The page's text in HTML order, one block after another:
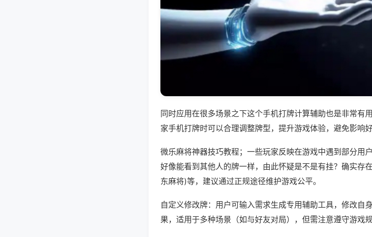
同时应用在很多场景之下这个手机打牌计算辅助也是非常有
家手机打牌时可以合理调整牌型，提升游戏体验，避免影响
微乐麻将神器技巧教程；一些玩家反映在游戏中遇到部分用
好像能看到其他人的牌一样，由此怀疑是不是有挂？确实存
东麻将)等，建议通过正规途径维护游戏公平。
自定义修改牌：用户可输入需求生成专用辅助工具，修改自
果，适用于多种场景（如与好友对局），但需注意遵守游戏